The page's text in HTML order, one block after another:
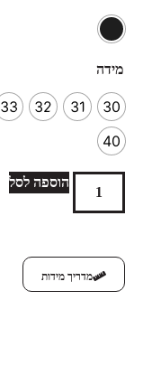
מידה
30
31
32
33
40
הוספה לסל
מדריך מידות